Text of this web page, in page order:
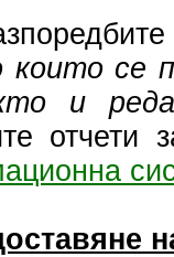
които се
и
отчети